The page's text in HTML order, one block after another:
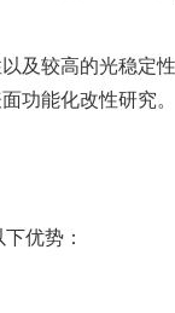
及较高的光稳定
功能化改性研究。
优势：